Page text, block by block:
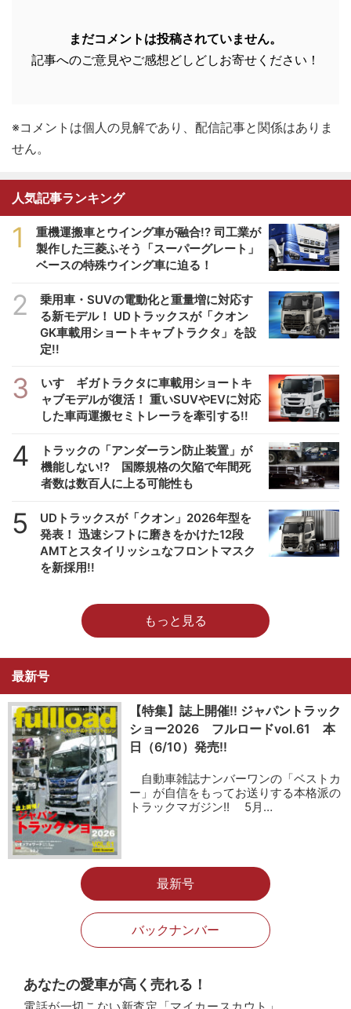
まだコメントは投稿されていません。
記事へのご意見やご感想どしどしお寄せください！
※コメントは個人の見解であり、配信記事と関係はありま
せん。
人気記事ランキング
1
重機運搬車とウイング車が融合!? 司工業が
製作した三菱ふそう「スーパーグレート」
ベースの特殊ウイング車に迫る！
2
乗用車・SUVの電動化と重量増に対応す
る新モデル！ UDトラックスが「クオン
GK車載用ショートキャブトラクタ」を設
定!!
3
いすゞギガトラクタに車載用ショートキ
ャブモデルが復活！ 重いSUVやEVに対応
した車両運搬セミトレーラを牽引する!!
4
トラックの「アンダーラン防止装置」が
機能しない!? 国際規格の欠陥で年間死
者数は数百人に上る可能性も
5
UDトラックスが「クオン」2026年型を
発表！ 迅速シフトに磨きをかけた12段
AMTとスタイリッシュなフロントマスク
を新採用!!
もっと見る
最新号
【特集】誌上開催!! ジャパントラック
ショー2026 フルロードvol.61 本
日（6/10）発売!!
自動車雑誌ナンバーワンの「ベストカ
ー」が自信をもってお送りする本格派の
トラックマガジン!! 5月…
最新号
バックナンバー
あなたの愛車が高く売れる！